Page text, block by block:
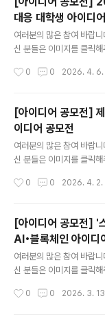
상금 3,450만원대상(1) /
울시장상최우수상(1) /
상(2) / 100만원 /공군 항
/ 50만원 / 공군 항공우주
31-720-4291, 4284) 많
대응 대학생 아이디
여러분의 많은 참여 바랍
신 분들은 이미지를 클릭
세력이 허위정보를 국내에
체크 문화 확산, ③시민 참
생들의 참신한 아이디어
대학원 재학생 (휴학생 포
접수기간2026년 3월 25
(수) ◎ 공모 내용외국발 허
등장한 국가안보 및 국익을
0 0 2026. 4. 6.
[아이디어 공모전]
이디어 공모전
여러분의 많은 참여 바랍
신 분들은 이미지를 클릭
원(KIEL)에 관심이 있는 고
026.3.16~4.15 ◎ 공모주
이디어• 기존 홍보채널을
텐츠 제안 - 키엘연구원
com/_BsxfRxb), - 인스
m.com/kiel_institute/),
0 0 2026. 4. 2.
[아이디어 공모전] '
AI•블록체인 아이디
여러분의 많은 참여 바랍
신 분들은 이미지를 클릭
• 산업과 시장의 문제를 직
0 0 2026. 3.